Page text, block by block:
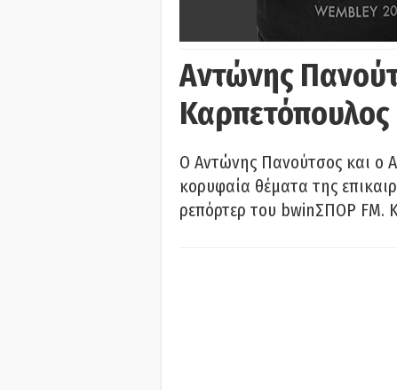
Αντώνης
Καρπετόπουλος
Ο Αντώνης Πανούτσος και ο
κορυφαία θέματα της
ρεπόρτερ του bwinΣΠΟΡ FM.